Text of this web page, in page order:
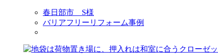
春日部市 S様
バリアフリーリフォーム事例